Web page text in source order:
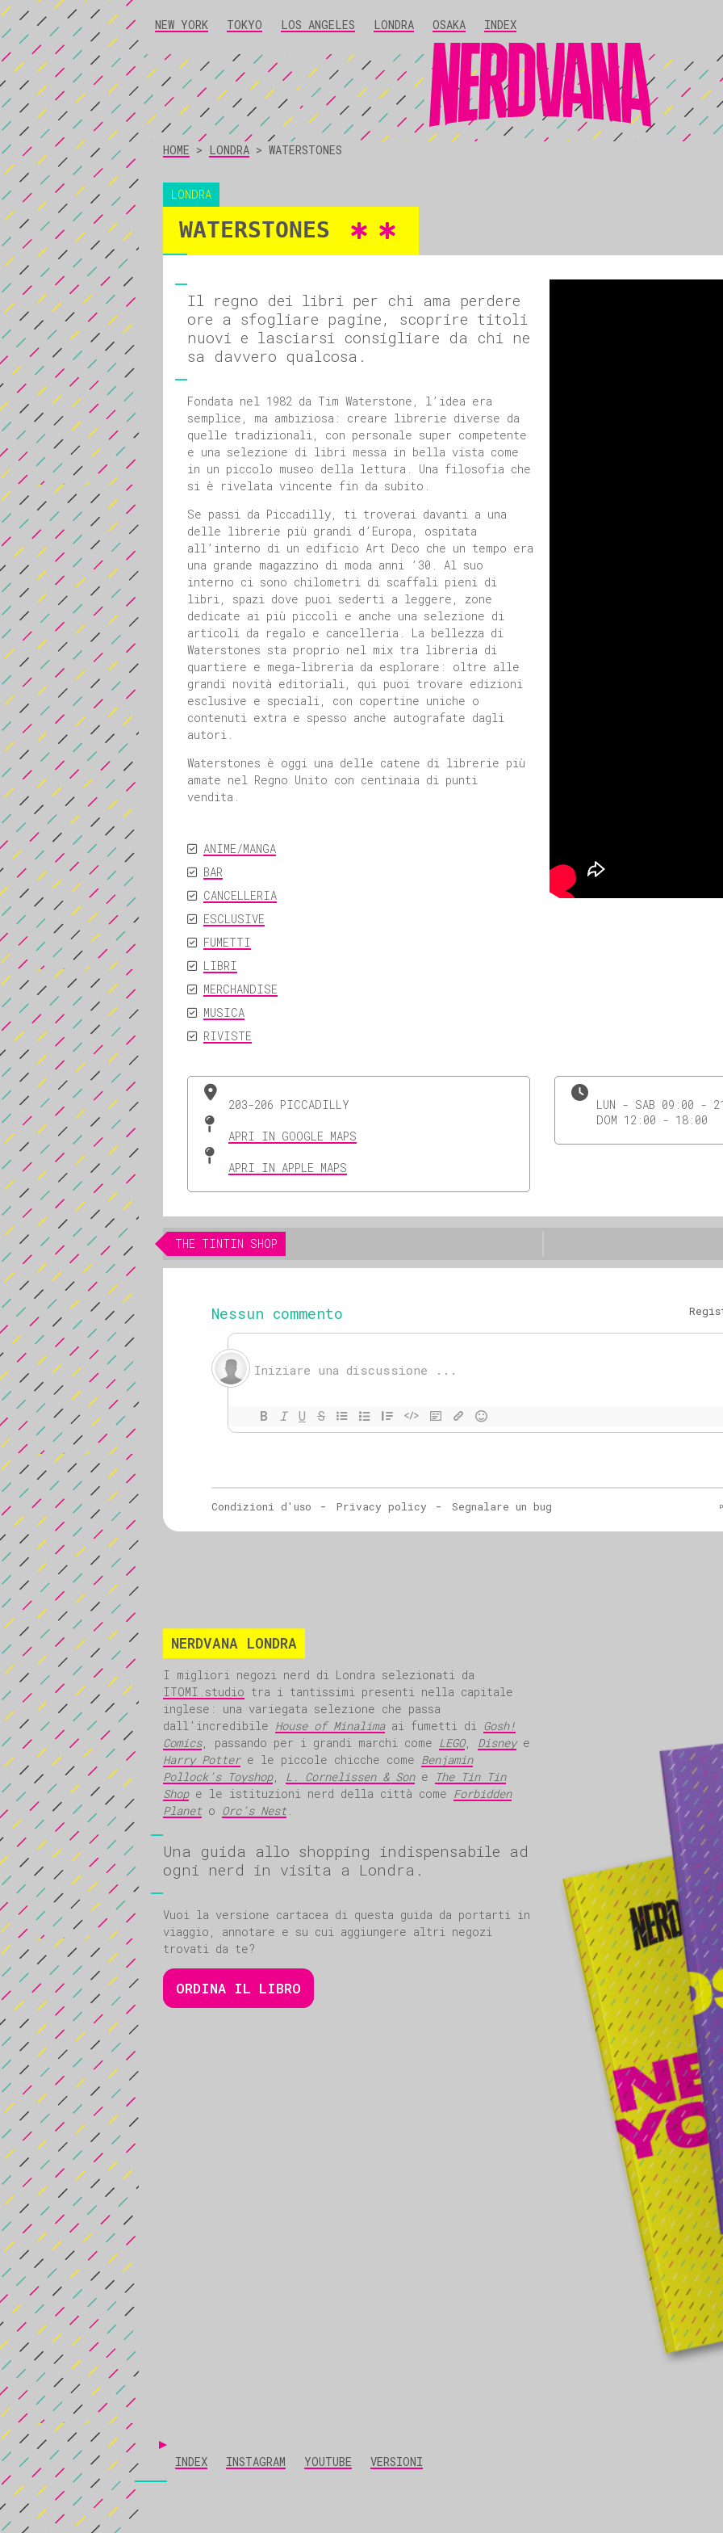
NEW YORK TOKYO LOS ANGELES LONDRA OSAKA INDEX
HOME > LONDRA > WATERSTONES
LONDRA
WATERSTONES
Il regno dei libri per chi ama perdere
ore a sfogliare pagine, scoprire titoli
nuovi e lasciarsi consigliare da chi ne
sa davvero qualcosa.
Fondata nel 1982 da Tim Waterstone, l’idea era
semplice, ma ambiziosa: creare librerie diverse da
quelle tradizionali, con personale super competente
e una selezione di libri messa in bella vista come
in un piccolo museo della lettura. Una filosofia che
si è rivelata vincente fin da subito.
Se passi da Piccadilly, ti troverai davanti a una
delle librerie più grandi d’Europa, ospitata
all’interno di un edificio Art Deco che un tempo era
una grande magazzino di moda anni ’30. Al suo
interno ci sono chilometri di scaffali pieni di
libri, spazi dove puoi sederti a leggere, zone
dedicate ai più piccoli e anche una selezione di
articoli da regalo e cancelleria. La bellezza di
Waterstones sta proprio nel mix tra libreria di
quartiere e mega-libreria da esplorare: oltre alle
grandi novità editoriali, qui puoi trovare edizioni
esclusive e speciali, con copertine uniche o
contenuti extra e spesso anche autografate dagli
autori.
Waterstones è oggi una delle catene di librerie più
amate nel Regno Unito con centinaia di punti
vendita.
ANIME/MANGA
BAR
CANCELLERIA
ESCLUSIVE
FUMETTI
LIBRI
MERCHANDISE
MUSICA
RIVISTE
203-206 PICCADILLY
APRI IN GOOGLE MAPS
APRI IN APPLE MAPS
LUN - SAB 09:00 -
DOM 12:00 - 18:00
THE TINTIN SHOP
NERDVANA LONDRA
I migliori negozi nerd di Londra selezionati da
ITOMI.studio tra i tantissimi presenti nella capitale
inglese: una variegata selezione che passa
dall’incredibile House of Minalimaai fumetti di Gosh!
Comics, passando per i grandi marchi come LEGO, Disneye
Harry Pottere le piccole chicche come Benjamin
Pollock’s Toyshop, L. Cornelissen & Sone
The Tin Tin
Shope le istituzioni nerd della città come Forbidden
Planeto Orc’s Nest.
Una guida allo shopping indispensabile ad
ogni nerd in visita a Londra.
Vuoi la versione cartacea di questa guida da portarti in
viaggio, annotare e su cui aggiungere altri negozi
trovati da te?
ORDINA IL LIBRO
INDEX INSTAGRAM YOUTUBE VERSIONI